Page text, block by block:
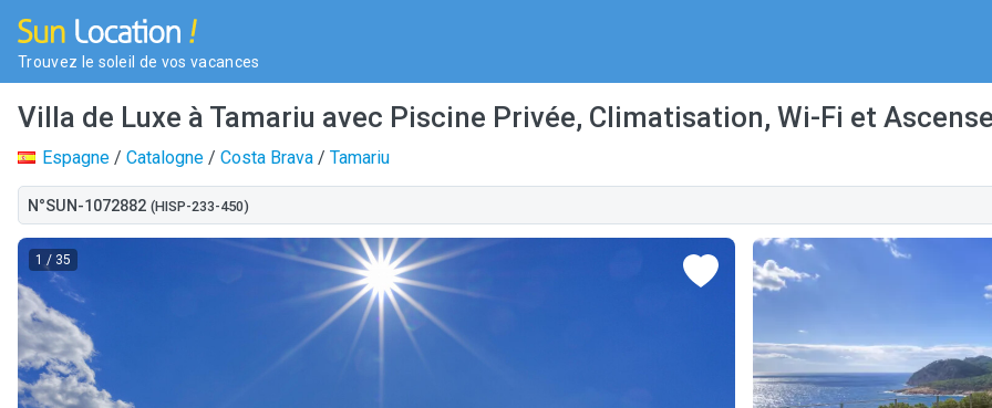
Trouvez le soleil de vos vacances
Villa de Luxe à Tamariu avec Piscine Privée, Climatisation, Wi-Fi et
Espagne / Catalogne / Costa Brava / Tamariu
N°SUN-1072882 (HISP-233-450)
1 / 35